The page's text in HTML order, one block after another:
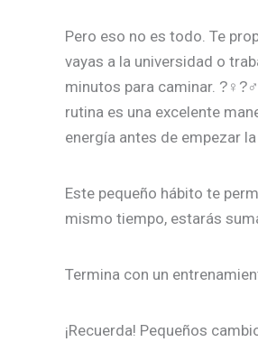
Pero eso no es todo. Te
vayas a la universidad o
minutos para caminar.
rutina es una excelente
energía antes de empezar
Este pequeño hábito te
mismo tiempo, estarás
Termina con un
¡Recuerda! Pequeños